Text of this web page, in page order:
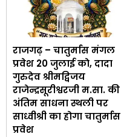
राजगढ़ – चातुर्मास मंगल
प्रवेश 20 जुलाई काे, दादा
गुरुदेव श्रीमद्विजय
राजेन्द्रसूरीश्वरजी म.सा. की
अंतिम साधना स्थली पर
साध्वीश्री का होगा चातुर्मास
प्रवेश